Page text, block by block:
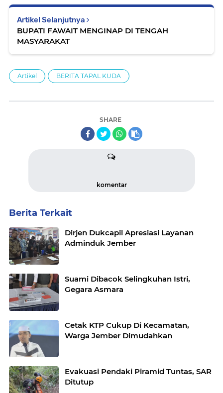
Artikel Selanjutnya
BUPATI FAWAIT MENGINAP DI TENGAH
MASYARAKAT
Artikel BERITA TAPAL KUDA
SHARE
komentar
Berita Terkait
Dirjen Dukcapil Apresiasi Layanan
Adminduk Jember
Suami Dibacok Selingkuhan Istri,
Gegara Asmara
Cetak KTP Cukup Di Kecamatan,
Warga Jember Dimudahkan
Evakuasi Pendaki Piramid Tuntas, SAR
Ditutup